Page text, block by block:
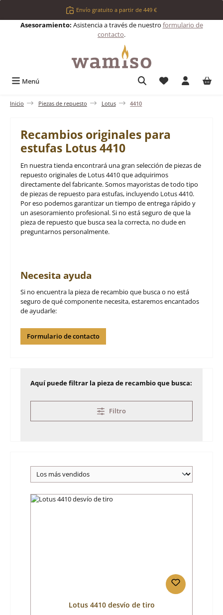
Saltar al contenido principalEnvío gratuito a partir de 449 €
Asesoramiento: Asistencia a través de nuestro formulario de
contacto.
Menú Tienes 0
Inicio Piezas de repuesto Lotus 4410
Recambios originales para
estufas Lotus 4410
En nuestra tienda encontrará una gran selección de piezas de
repuesto originales de Lotus 4410 que adquirimos
directamente del fabricante. Somos mayoristas de todo tipo
de piezas de repuesto para estufas, incluyendo Lotus 4410.
Por eso podemos garantizar un tiempo de entrega rápido y
un asesoramiento profesional. Si no está seguro de que la
pieza de repuesto que busca sea la correcta, no dude en
preguntarnos personalmente.
Necesita ayuda
Si no encuentra la pieza de recambio que busca o no está
seguro de qué componente necesita, estaremos encantados
de ayudarle:
Formulario de contacto
Aquí puede filtrar la pieza de recambio que busca:
Filtro
Lotus 4410 desvío de tiro